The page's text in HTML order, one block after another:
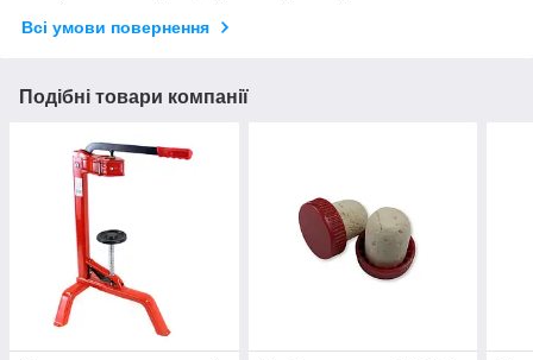
Всі умови повернення
Подібні товари компанії